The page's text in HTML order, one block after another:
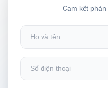
Cam kết